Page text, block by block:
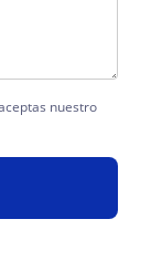
nuestro